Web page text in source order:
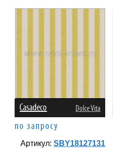
Casadeco Dolce Vita
по запросу
Артикул:SBY18127131